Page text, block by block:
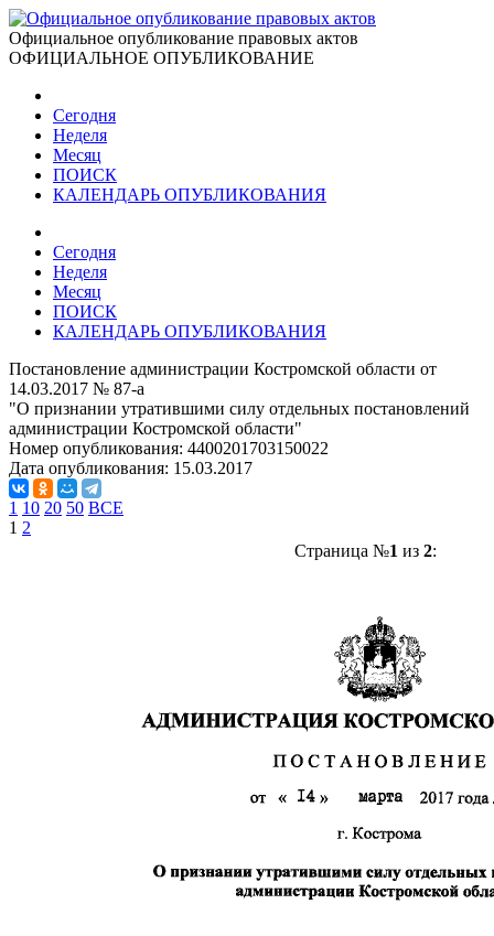
Официальное опубликование правовых актов
ОФИЦИАЛЬНОЕ ОПУБЛИКОВАНИЕ
Сегодня
Неделя
Месяц
ПОИСК
КАЛЕНДАРЬ ОПУБЛИКОВАНИЯ
Сегодня
Неделя
Месяц
ПОИСК
КАЛЕНДАРЬ ОПУБЛИКОВАНИЯ
Постановление администрации Костромской области от
14.03.2017 № 87-а
"О признании утратившими силу отдельных постановлений
администрации Костромской области"
Номер опубликования: 4400201703150022
Дата опубликования: 15.03.2017
1 10 20 50 ВСЕ
1 2
Страница №1 из 2: